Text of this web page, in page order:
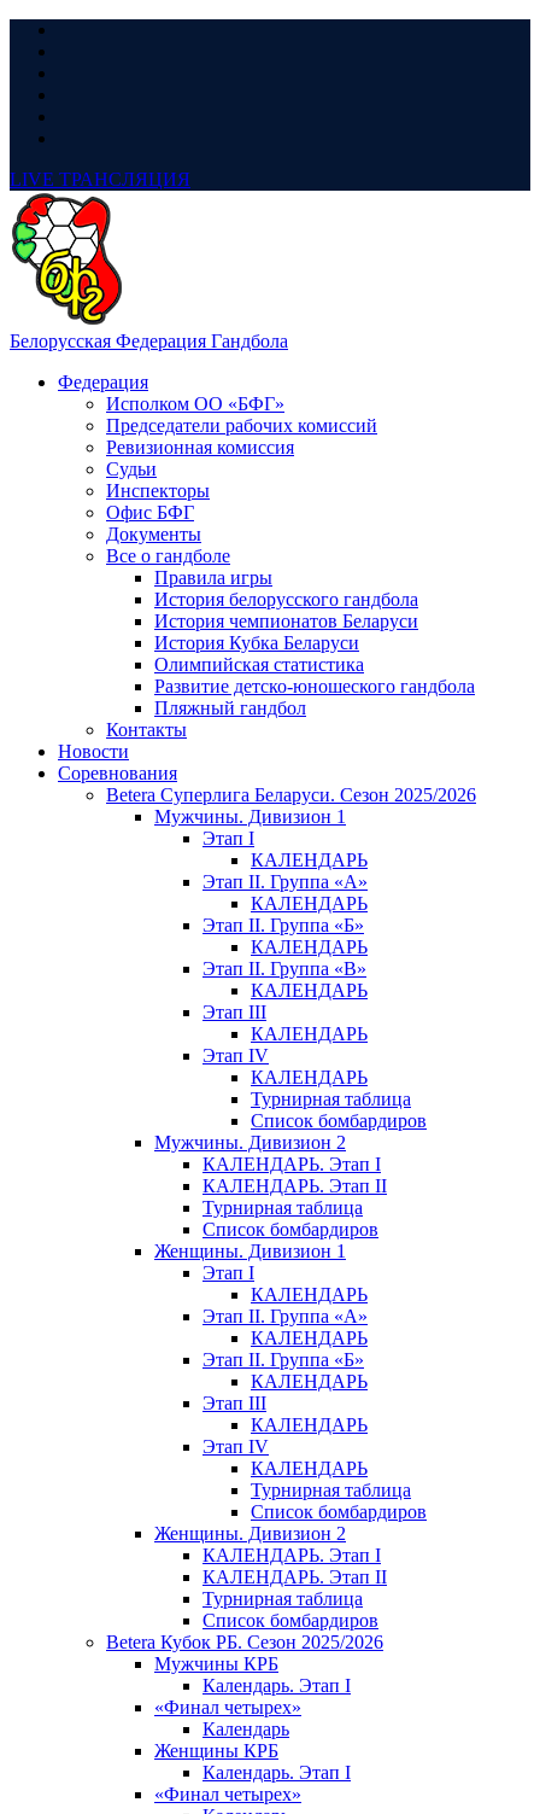
LIVE ТРАНСЛЯЦИЯ
Белорусская Федерация Гандбола
Федерация
Исполком ОО «БФГ»
Председатели рабочих комиссий
Ревизионная комиссия
Судьи
Инспекторы
Офис БФГ
Документы
Все о гандболе
Правила игры
История белорусского гандбола
История чемпионатов Беларуси
История Кубка Беларуси
Олимпийская статистика
Развитие детско-юношеского гандбола
Пляжный гандбол
Контакты
Новости
Соревнования
Betera Суперлига Беларуси. Сезон 2025/2026
Мужчины. Дивизион 1
Этап I
КАЛЕНДАРЬ
Этап II. Группа «А»
КАЛЕНДАРЬ
Этап II. Группа «Б»
КАЛЕНДАРЬ
Этап II. Группа «В»
КАЛЕНДАРЬ
Этап III
КАЛЕНДАРЬ
Этап IV
КАЛЕНДАРЬ
Турнирная таблица
Список бомбардиров
Мужчины. Дивизион 2
КАЛЕНДАРЬ. Этап I
КАЛЕНДАРЬ. Этап II
Турнирная таблица
Список бомбардиров
Женщины. Дивизион 1
Этап I
КАЛЕНДАРЬ
Этап II. Группа «А»
КАЛЕНДАРЬ
Этап II. Группа «Б»
КАЛЕНДАРЬ
Этап III
КАЛЕНДАРЬ
Этап IV
КАЛЕНДАРЬ
Турнирная таблица
Список бомбардиров
Женщины. Дивизион 2
КАЛЕНДАРЬ. Этап I
КАЛЕНДАРЬ. Этап II
Турнирная таблица
Список бомбардиров
Betera Кубок РБ. Сезон 2025/2026
Мужчины КРБ
Календарь. Этап I
«Финал четырех»
Календарь
Женщины КРБ
Календарь. Этап I
«Финал четырех»